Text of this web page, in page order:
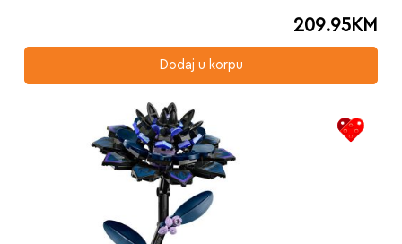
209.95KM
Dodaj u korpu